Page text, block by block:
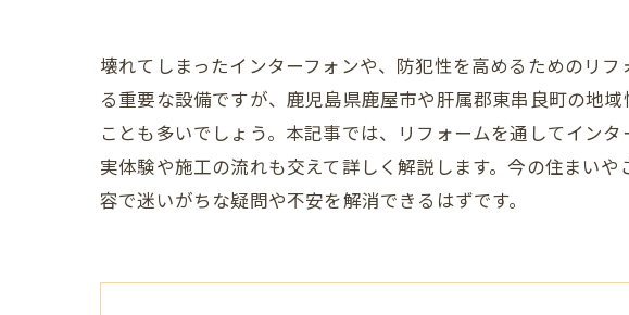
壊れてしまったインターフォンや、防犯性を高めるためのリ
る重要な設備ですが、鹿児島県鹿屋市や肝属郡東串良町の地
ことも多いでしょう。本記事では、リフォームを通してイン
実体験や施工の流れも交えて詳しく解説します。今の住まい
容で迷いがちな疑問や不安を解消できるはずです。